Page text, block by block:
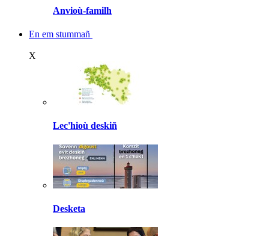
Anvioù-familh
En em stummañ
X
Lec'hioù deskiñ
Desketa